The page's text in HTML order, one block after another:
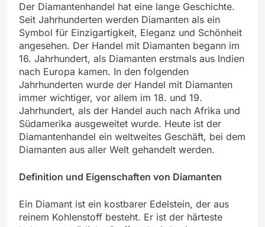
Der Diamantenhandel hat eine lange Geschichte.
Seit Jahrhunderten werden Diamanten als ein
Symbol für Einzigartigkeit, Eleganz und Schönheit
angesehen. Der Handel mit Diamanten begann im
16. Jahrhundert, als Diamanten erstmals aus Indien
nach Europa kamen. In den folgenden
Jahrhunderten wurde der Handel mit Diamanten
immer wichtiger, vor allem im 18. und 19.
Jahrhundert, als der Handel auch nach Afrika und
Südamerika ausgeweitet wurde. Heute ist der
Diamantenhandel ein weltweites Geschäft, bei dem
Diamanten aus aller Welt gehandelt werden.
Definition und Eigenschaften von Diamanten
Ein Diamant ist ein kostbarer Edelstein, der aus
reinem Kohlenstoff besteht. Er ist der härteste